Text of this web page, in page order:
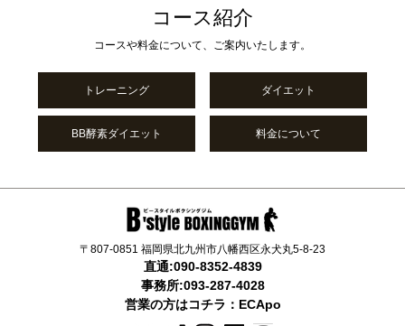
コース紹介
コースや料金について、ご案内いたします。
トレーニング ダイエット
BB酵素ダイエット 料金について
〒807-0851 福岡県北九州市八幡西区永犬丸5-8-23
直通:090-8352-4839
事務所:093-287-4028
営業の方はコチラ： ECApo